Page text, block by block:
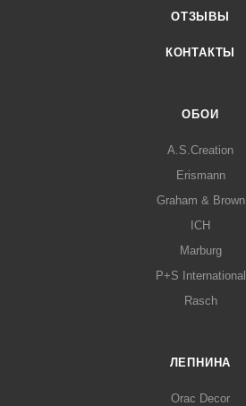
ОТЗЫВЫ
КОНТАКТЫ
ОБОИ
A.S.Creation
Erismann
Graham & Brown
ICH
Marburg
P+S International
Rasch
ЛЕПНИНА
Orac Decor